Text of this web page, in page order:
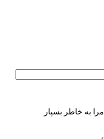
مرا به خاطر بسپار